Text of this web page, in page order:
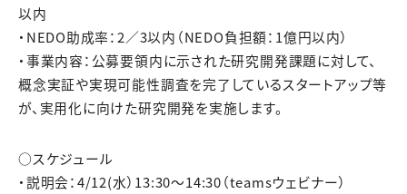
以内
・NEDO助成率：2／3以内（NEDO負担額：1億円以内）
・事業内容：公募要領内に示された研究開発課題に対して、
概念実証や実現可能性調査を完了しているスタートアップ等
が、実用化に向けた研究開発を実施します。
○スケジュール
・説明会：4/12(水）13:30～14:30（teamsウェビナー）